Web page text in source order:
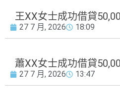
王XX女士成功借貸
27 7 月, 2026 18:09
蕭XX女士成功借貸
27 7 月, 2026 13:47